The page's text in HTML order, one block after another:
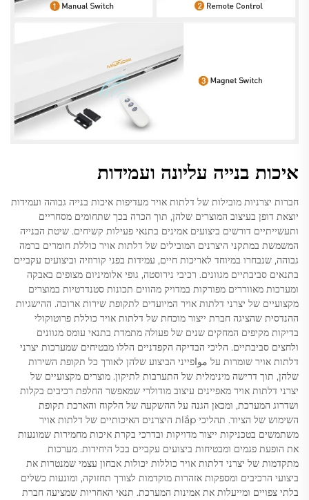
איכות בנייה עליונה ועמידות
חברות יצרניות מובילות של דלתות אויר מעדיפות איכות בנייה גבוהה ועמידות
יוצאת דופן בעיצוב המוצרים שלהן, תוך הכרה בכך שתחומים מסחריים
ותעשייתיים דורשים ביצועים אמינים בתנאי פעילות קשיחים. שיטת הבנייה
המשמשת במתקני היצרנים המובילים של דלתות אויר כוללת חומרים ברמה
גבוהה, שנבחרו במיוחד לאריכות חיים, עמידות בפני קורוזיה וביצועים עקביים
בתנאים סביבתיים מגוונים. רכיבי נירוסטה, גופי אלומיניום מצופים באבקה
ומערכות מאווררים מפורקות במדויק מהווים תכונות סטנדרטיות במוצרים
מקצועיים של יצרני דלתות אויר המיועדים לתקופת שירות ארוכה. ההישגיות
ההנדסית שהציגה חברת ייצור מוכחת של דלתות אויר כוללת פרוטוקולי
בדיקות מקיפים המחקים שנים של פעולה מתמדת בתנאי עומס מגוונים
ולחצים סביבתיים. הליכי הבדיקה הקפדניים הללו מבטיחים שמערכות יצרני
דלתות אויר שומרות על مواפייני הביצוע שלהן לאורך כל תקופת השירות
שלהן, תוך דרישה מינימלית של התערבות לתיקון. מוצרים מקצועיים של
יצרני דלתות אויר מאפיינים עיצוב מודולרי שמאפשר החלפת רכיבים בקלות
ושדרוג המערכת, ומכאן הגנה על ההשקעה של הלקוח והארכת תקופת
השימוש של הציוד. תהליכי lắpת היצרנים האיכותיים של דלתות אויר
משתמשים בטכניקות ייצור מדויקות ובדרכי בקרת איכות מחמירות שמונעות
את הופעת פגמים ומבטיחות ביצועים עקביים בכל היחידות. מערכות
מתקדמות של יצרני דלתות אויר כוללות יכולות אבחון עצמי שמנטרות את
ביצועי הרכיבים ומספקות אזהרות מוקדמות לצורך תחזוקה, ומונעות כשלים
בלתי צפויים ומייעלות את אמינות המערכת. תנאי האחריות שמציעה חברת